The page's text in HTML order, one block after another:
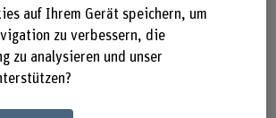
auf Ihrem Gerät speichern, um
zu verbessern, die
zu analysieren und unser